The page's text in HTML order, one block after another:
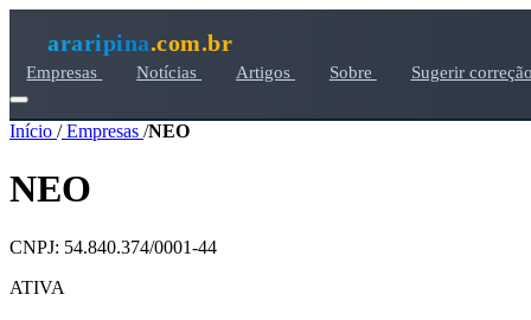
araripina.com.br
Empresas Notícias Artigos Sobre Sugerir
Início /Empresas /NEO
NEO
CNPJ: 54.840.374/0001-44
ATIVA